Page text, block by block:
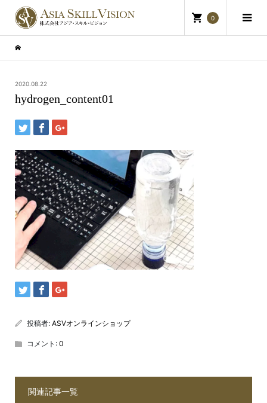
0
2020.08.22
hydrogen_content01
投稿者: ASVオンラインショップ
コメント: 0
関連記事一覧